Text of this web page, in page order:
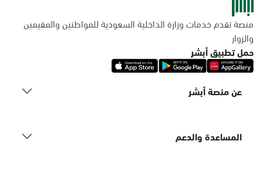
منصة تقدم خدمات وزارة الداخلية السعودية للمواطنين والمقيمين
والزوار
حمل تطبيق أبشر
عن منصة أبشر
المساعدة والدعم